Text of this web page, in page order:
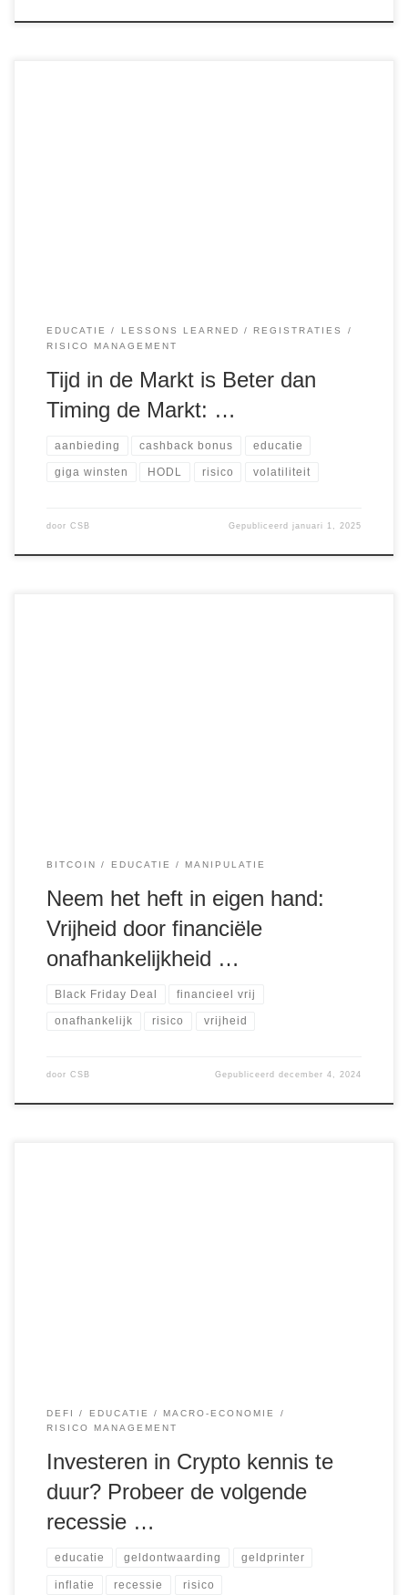
EDUCATIE LESSONS LEARNED
REGISTRATIES
RISICO MANAGEMENT
Tijd in de Markt is Beter dan
Timing de Markt: …
aanbieding cashback bonus educatie
giga winsten HODL risico volatiliteit
door CSB Gepubliceerdjanuari 1, 2025
BITCOIN EDUCATIE MANIPULATIE
Neem het heft in eigen hand:
Vrijheid door financiële
onafhankelijkheid …
Black Friday Deal financieel vrij
onafhankelijk risico vrijheid
door CSB Gepubliceerddecember 4, 2024
DEFI EDUCATIE
MACRO-ECONOMIE
RISICO MANAGEMENT
Investeren in Crypto kennis te
duur? Probeer de volgende
recessie …
educatie geldontwaarding geldprinter
inflatie recessie risico